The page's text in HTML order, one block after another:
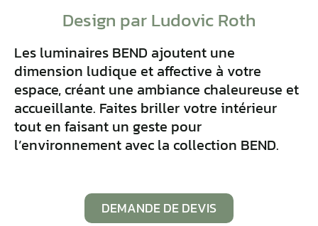
Design par Ludovic Roth
Les luminaires BEND ajoutent une
dimension ludique et affective à votre
espace, créant une ambiance chaleureuse et
accueillante. Faites briller votre intérieur
tout en faisant un geste pour
l’environnement avec la collection BEND.
DEMANDE DE DEVIS